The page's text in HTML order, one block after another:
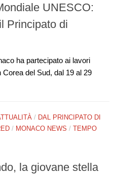
UNESCO:
Principato di
ha partecipato ai lavori
del Sud, dal 19 al 29
/ DAL PRINCIPATO DI
/ MONACO NEWS / TEMPO
la giovane stella